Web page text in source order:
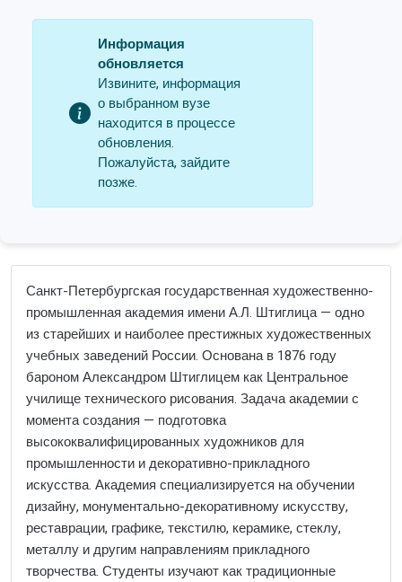
Информация
обновляется
Извините, информация
о выбранном вузе
находится в процессе
обновления.
Пожалуйста, зайдите
позже.
Санкт-Петербургская государственная художественно-
промышленная академия имени А.Л. Штиглица — одно
из старейших и наиболее престижных художественных
учебных заведений России. Основана в 1876 году
бароном Александром Штиглицем как Центральное
училище технического рисования. Задача академии с
момента создания — подготовка
высококвалифицированных художников для
промышленности и декоративно-прикладного
искусства. Академия специализируется на обучении
дизайну, монументально-декоративному искусству,
реставрации, графике, текстилю, керамике, стеклу,
металлу и другим направлениям прикладного
творчества. Студенты изучают как традиционные